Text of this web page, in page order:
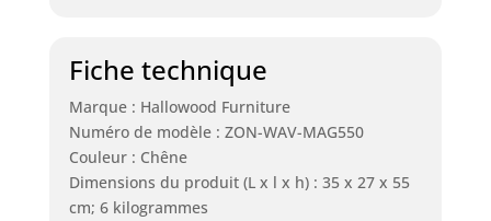
Fiche technique
Marque : Hallowood Furniture
Numéro de modèle : ZON-WAV-MAG550
Couleur : Chêne
Dimensions du produit (L x l x h) : 35 x 27 x 55
cm; 6 kilogrammes